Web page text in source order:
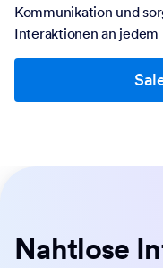
Kommunikation und
Interaktionen an
Nahtlose